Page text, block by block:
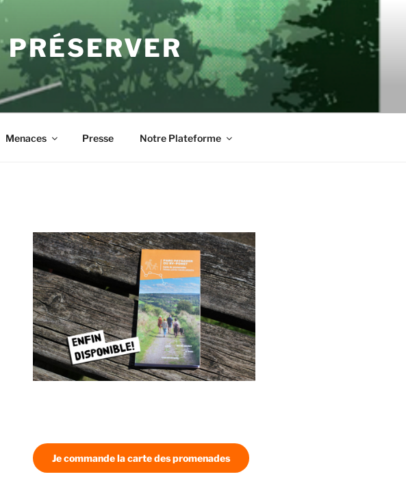
PRÉSERVER
Menaces Presse Notre Plateforme
Je commande la carte des promenades